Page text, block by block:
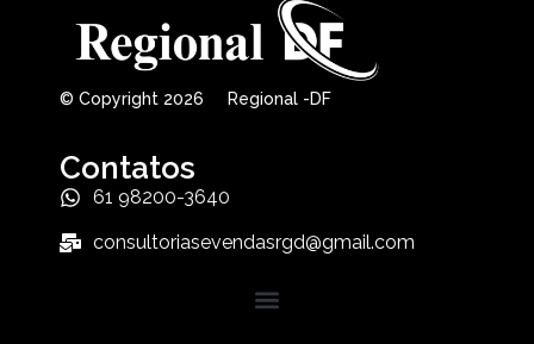
© Copyright 2026 Regional -DF
Contatos
61 98200-3640
consultoriasevendasrgd@gmail.com